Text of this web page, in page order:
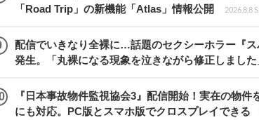
「Road Trip」の新機能「Atlas」情報公開
2026.8.8
配信でいきなり全裸に…話題のセクシーホラー『
発生。「丸裸になる現象を泣きながら修正しまし
『日本事故物件監視協会3』配信開始！実在の物
にも対応。PC版とスマホ版でクロスプレイできる